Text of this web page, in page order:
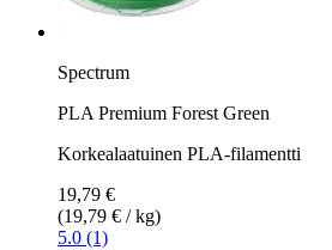
Spectrum
PLA Premium Forest Green
Korkealaatuinen PLA-filamentti
19,79 €
(19,79 € / kg)
5.0 (1)